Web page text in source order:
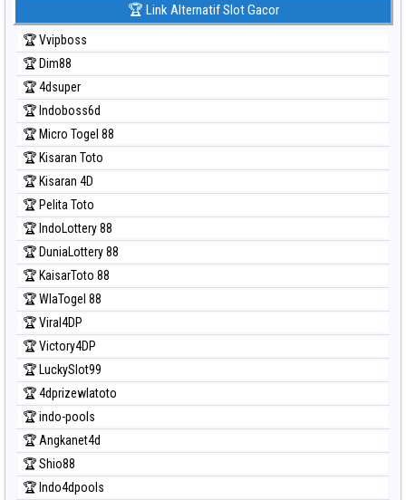
Prediksi Kuda Lari
Prediksi Magnum Cambodia
Prediksi Nagoya
Prediksi North Carolina Day
Prediksi Pcso
Prediksi Sao Paulo
Prediksi Singapore
Prediksi Sydney
Prediksi Sydney Lottery
Prediksi Sydney Lottery 6d
Prediksi Sydney Lotto
Prediksi Sydney Pools 6d
Prediksi Taipei
Prediksi Taiwan
🏆 Link Alternatif Slot Gacor
🏆 Vvipboss
🏆 Dim88
🏆 4dsuper
🏆 Indoboss6d
🏆 Micro Togel 88
🏆 Kisaran Toto
🏆 Kisaran 4D
🏆 Pelita Toto
🏆 IndoLottery 88
🏆 DuniaLottery 88
🏆 KaisarToto 88
🏆 WlaTogel 88
🏆 Viral4DP
🏆 Victory4DP
🏆 LuckySlot99
🏆 4dprizewlatoto
🏆 indo-pools
🏆 Angkanet4d
🏆 Shio88
🏆 Indo4dpools